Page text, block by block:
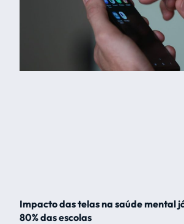
Impacto das telas na saúde mental
80% das escolas